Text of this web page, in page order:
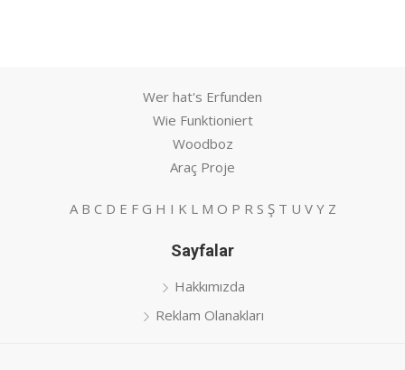
Wer hat's Erfunden
Wie Funktioniert
Woodboz
Araç Proje
A B C D E F G H I K L M O P R S Ş T U V Y Z
Sayfalar
Hakkımızda
Reklam Olanakları